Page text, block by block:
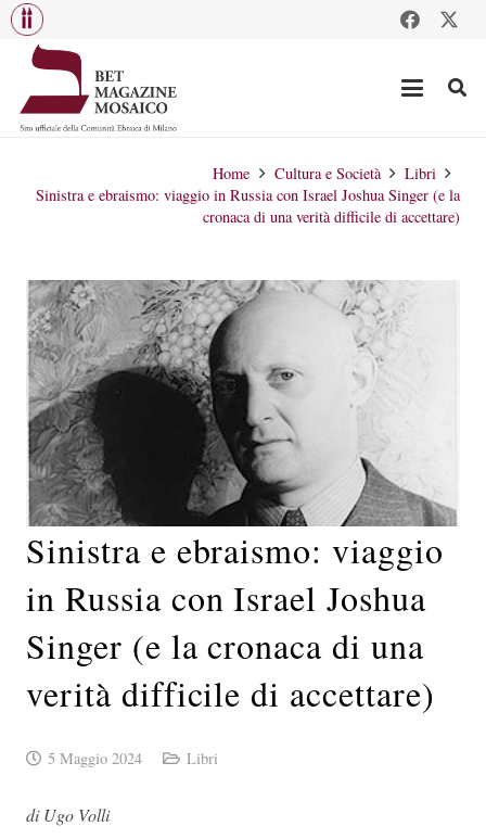
Home Cultura e Società
Libri
Sinistra e ebraismo: viaggio in Russia con Israel Joshua Singer (e la
cronaca di una verità difficile di accettare)
Sinistra e ebraismo: viaggio
in Russia con Israel Joshua
Singer (e la cronaca di una
verità difficile di accettare)
5 Maggio 2024 Libri
di Ugo Volli